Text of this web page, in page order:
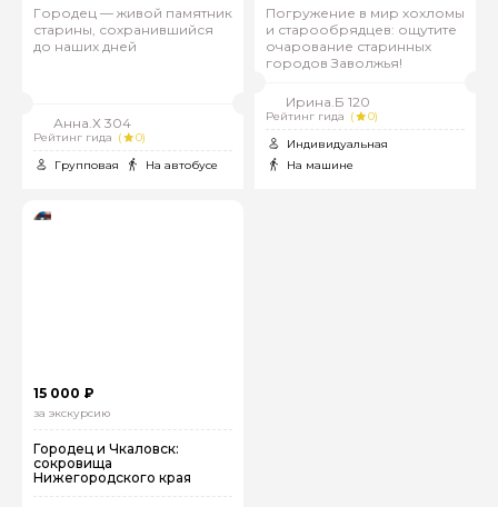
Городец — живой памятник
старины, сохранившийся
до наших дней
Анна.Х 304
Рейтинг гида (
0)
Групповая
На автобусе
Погружение в мир хохломы
и старообрядцев: ощутите
очарование старинных
городов Заволжья!
Ирина.Б 120
Рейтинг гида (
0)
Индивидуальная
На машине
15 000 ₽
за экскурсию
Городец и Чкаловск:
сокровища
Нижегородского края